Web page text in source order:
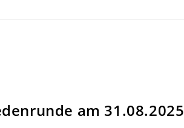
am 31.08.2025